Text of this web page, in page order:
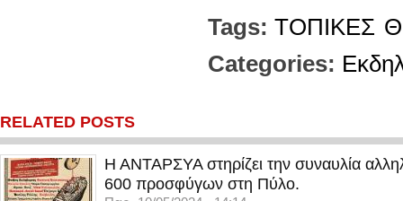
Tags: ΤΟΠΙΚΕΣ
Categories:
RELATED POSTS
Η ΑΝΤΑΡΣΥΑ στηρίζει την συναυλία
600 προσφύγων στη Πύλο.